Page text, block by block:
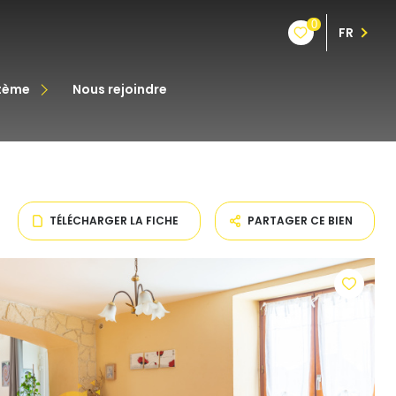
0 FR
nous rejoindre
TÉLÉCHARGER LA FICHE PARTAGER CE BIEN